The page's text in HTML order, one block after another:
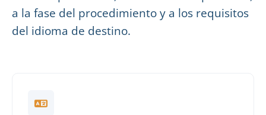
a la fase del procedimiento y a los requisitos
del idioma de destino.